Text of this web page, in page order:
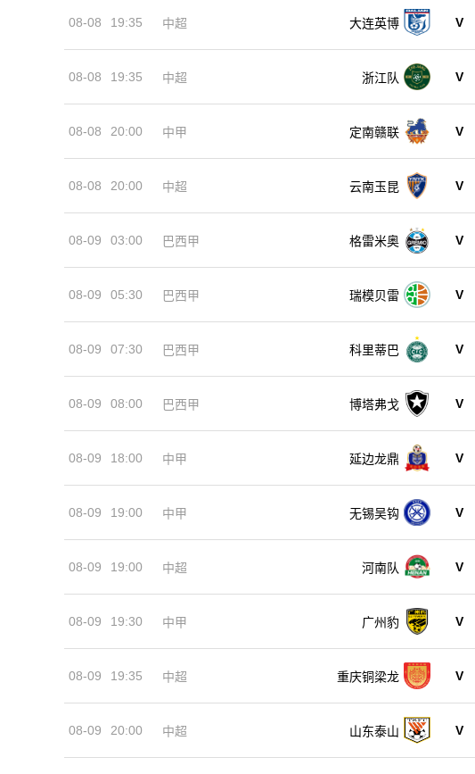
08-08 19:35 中超 大连英博 V
08-08 19:35 中超 浙江队 V
08-08 20:00 中甲 定南赣联 V
08-08 20:00 中超 云南玉昆 V
08-09 03:00 巴西甲 格雷米奥 V
08-09 05:30 巴西甲 瑞模贝雷 V
08-09 07:30 巴西甲 科里蒂巴 V
08-09 08:00 巴西甲 博塔弗戈 V
08-09 18:00 中甲 延边龙鼎 V
08-09 19:00 中甲 无锡吴钩 V
08-09 19:00 中超 河南队 V
08-09 19:30 中甲 广州豹 V
08-09 19:35 中超 重庆铜梁龙 V
08-09 20:00 中超 山东泰山 V